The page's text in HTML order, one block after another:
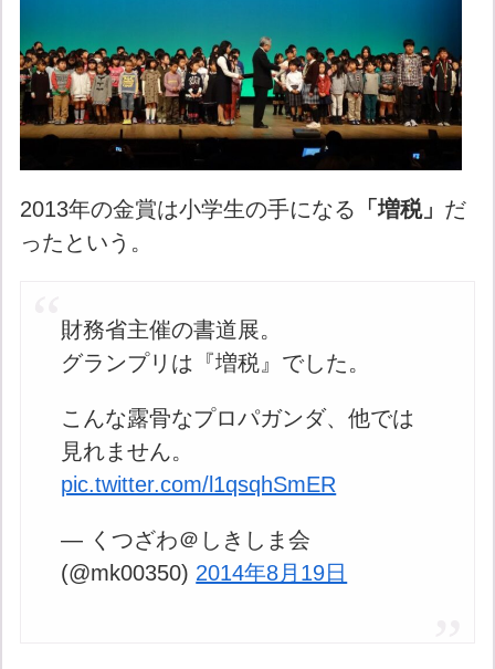
2013年の金賞は小学生の手になる 「増税」 だ
ったという。
財務省主催の書道展。
グランプリは『増税』でした。
こんな露骨なプロパガンダ、他では
見れません。
pic.twitter.com/l1qsqhSmER
— くつざわ＠しきしま会
(@mk00350) 2014年8月19日